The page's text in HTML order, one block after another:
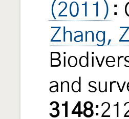
(2011) :
Zhang,
and
3148